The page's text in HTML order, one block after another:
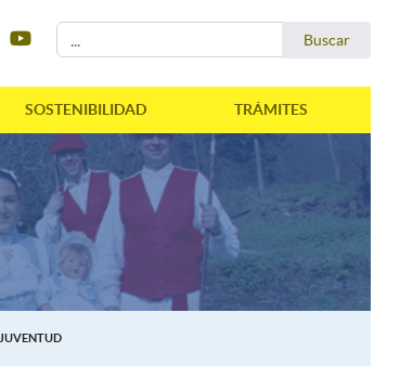
Buscar
SOSTENIBILIDAD TRÁMITES
JUVENTUD